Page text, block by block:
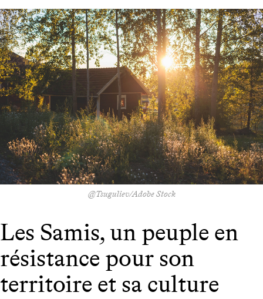
@Tsuguliev/Adobe Stock
Les Samis, un peuple en
résistance pour son
territoire et sa culture